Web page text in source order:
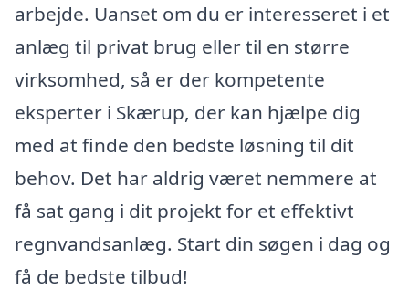
arbejde. Uanset om du er interesseret i et
anlæg til privat brug eller til en større
virksomhed, så er der kompetente
eksperter i Skærup, der kan hjælpe dig
med at finde den bedste løsning til dit
behov. Det har aldrig været nemmere at
få sat gang i dit projekt for et effektivt
regnvandsanlæg. Start din søgen i dag og
få de bedste tilbud!